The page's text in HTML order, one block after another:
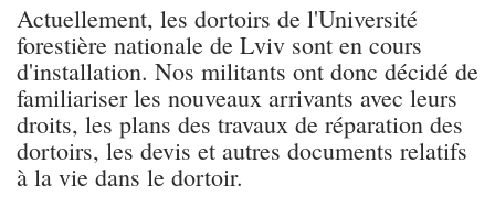
Actuellement, les dortoirs de l'Université
forestière nationale de Lviv sont en cours
d'installation. Nos militants ont donc décidé de
familiariser les nouveaux arrivants avec leurs
droits, les plans des travaux de réparation des
dortoirs, les devis et autres documents relatifs
à la vie dans le dortoir.